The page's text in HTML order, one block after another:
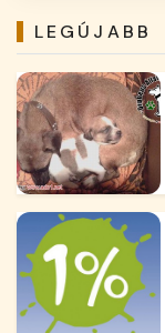
LEGÚJABB